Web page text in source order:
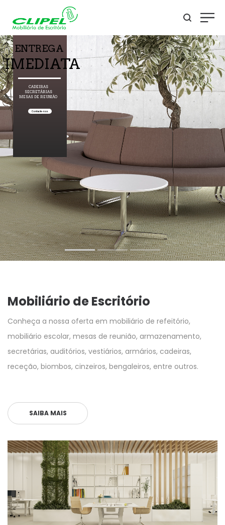
ENTREGA
IMEDIATA
CADEIRAS
SECRETÁRIAS
MESAS DE REUNIÃO
Contacte-nos
Mobiliário de Escritório
Conheça a nossa oferta em mobiliário de refeitório,
mobiliário escolar, mesas de reunião, armazenamento,
secretárias, auditórios, vestiários, armários, cadeiras,
receção, biombos, cinzeiros, bengaleiros, entre outros.
SAIBA MAIS